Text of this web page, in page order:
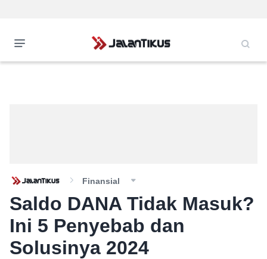
Finansial
Saldo DANA Tidak Masuk?
Ini 5 Penyebab dan
Solusinya 2024